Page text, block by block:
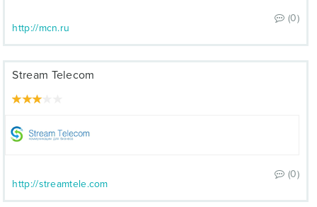
(0)
http://mcn.ru
Stream Telecom
(0)
http://streamtele.com